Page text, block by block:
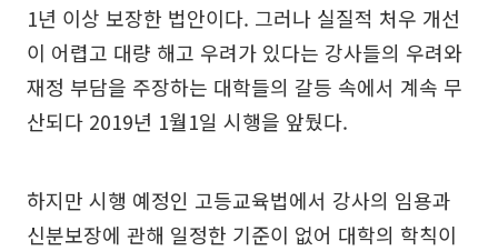
1년 이상 보장한 법안이다. 그러나 실질적 처우 개선
이 어렵고 대량 해고 우려가 있다는 강사들의 우려와
재정 부담을 주장하는 대학들의 갈등 속에서 계속 무
산되다 2019년 1월1일 시행을 앞뒀다.
하지만 시행 예정인 고등교육법에서 강사의 임용과
신분보장에 관해 일정한 기준이 없어 대학의 학칙이